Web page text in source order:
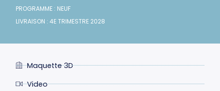
PROGRAMME : NEUF
LIVRAISON : 4E TRIMESTRE 2028
Maquette 3D
Video